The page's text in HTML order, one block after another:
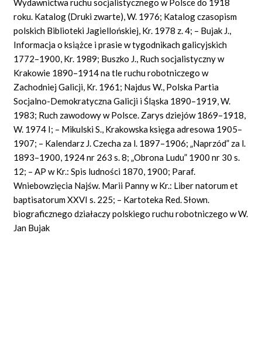
Wydawnictwa ruchu socjalistycznego w Polsce do 1918
roku. Katalog (Druki zwarte), W. 1976; Katalog czasopism
polskich Biblioteki Jagiellońskiej, Kr. 1978 z. 4; – Bujak J.,
Informacja o książce i prasie w tygodnikach galicyjskich
1772–1900, Kr. 1989; Buszko J., Ruch socjalistyczny w
Krakowie 1890–1914 na tle ruchu robotniczego w
Zachodniej Galicji, Kr. 1961; Najdus W., Polska Partia
Socjalno-Demokratyczna Galicji i Śląska 1890–1919, W.
1983; Ruch zawodowy w Polsce. Zarys dziejów 1869–1918,
W. 1974 I; – Mikulski S., Krakowska księga adresowa 1905–
1907; – Kalendarz J. Czecha za l. 1897–1906; „Naprzód” za l.
1893–1900, 1924 nr 263 s. 8; „Obrona Ludu” 1900 nr 30 s.
12; – AP w Kr.: Spis ludności 1870, 1900; Paraf.
Wniebowzięcia Najśw. Marii Panny w Kr.: Liber natorum et
baptisatorum XXVI s. 225; – Kartoteka Red. Słown.
biograficznego działaczy polskiego ruchu robotniczego w W.
Jan Bujak